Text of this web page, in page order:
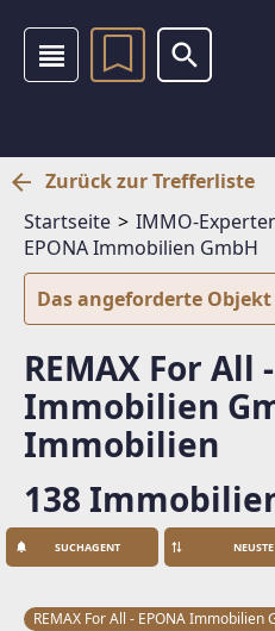
Zurück zur Trefferliste
Startseite
IMMO-
EPONA Immobilien GmbH
Das angeforderte
REMAX For All
Immobilien
Immobilien
138
SUCHAGENT
REMAX For All - EPONA Immobilien